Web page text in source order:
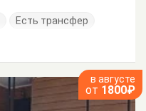
Есть трансфер
в августе
от 1800₽